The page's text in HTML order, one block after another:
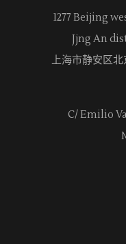
1277 Beijing
Jjng An
上海市静安区北
C/ Emilio